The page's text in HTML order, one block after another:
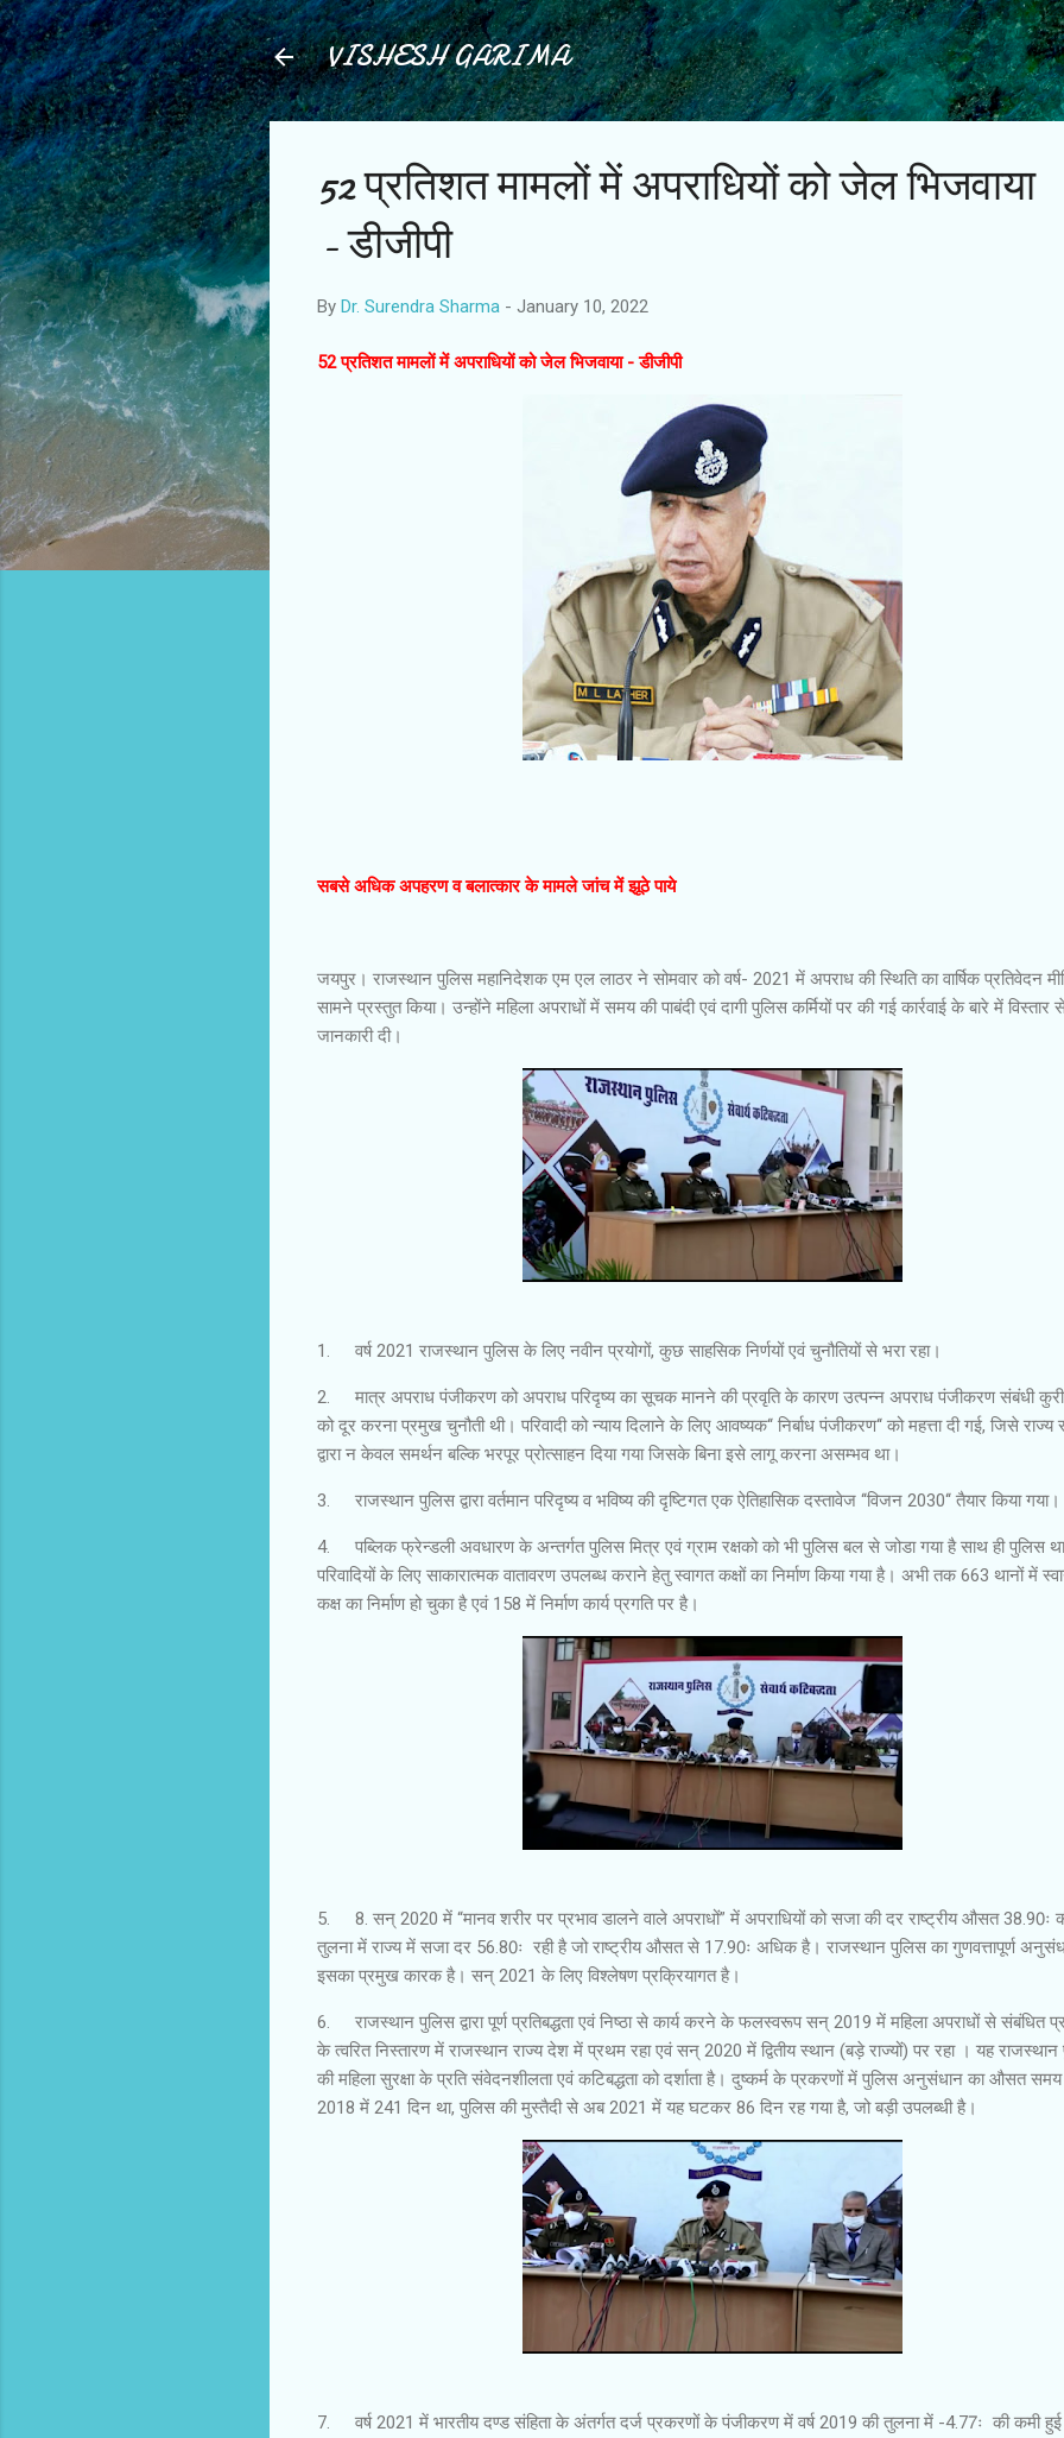
Skip to main content
VISHESH GARIMA
52 प्रतिशत मामलों में अपराधियों को जेल भिजवाया
- डीजीपी
By Dr. Surendra Sharma - January 10, 2022
52 प्रतिशत मामलों में अपराधियों को जेल भिजवाया - डीजीपी
सबसे अधिक अपहरण व बलात्कार के मामले जांच में झूठे पाये
जयपुर। राजस्थान पुलिस महानिदेशक एम एल लाठर ने सोमवार को वर्ष- 2021 में अपराध की स्थिति का वार्षिक प्रतिवेदन
सामने प्रस्तुत किया। उन्होंने महिला अपराधों में समय की पाबंदी एवं दागी पुलिस कर्मियों पर की गई कार्रवाई के बारे में विस्तार
जानकारी दी।
1. वर्ष 2021 राजस्थान पुलिस के लिए नवीन प्रयोगों, कुछ साहसिक निर्णयों एवं चुनौतियों से भरा रहा।
2.
मात्र अपराध पंजीकरण को अपराध परिदृष्य का सूचक मानने की प्रवृति के कारण उत्पन्न अपराध पंजीकरण संबंधी
को दूर करना प्रमुख चुनौती थी। परिवादी को न्याय दिलाने के लिए आवष्यक‘‘ निर्बाध पंजीकरण‘‘ को महत्ता दी गई, जिसे राज्य
द्वारा न केवल समर्थन बल्कि भरपूर प्रोत्साहन दिया गया जिसके बिना इसे लागू करना असम्भव था।
3. राजस्थान पुलिस द्वारा वर्तमान परिदृष्य व भविष्य की दृष्टिगत एक ऐतिहासिक दस्तावेज ‘‘विजन 2030‘‘ तैयार किया गया।
4.
पब्लिक फ्रेन्डली अवधारण के अन्तर्गत पुलिस मित्र एवं ग्राम रक्षको को भी पुलिस बल से जोडा गया है साथ ही पुलिस
परिवादियों के लिए साकारात्मक वातावरण उपलब्ध कराने हेतु स्वागत कक्षों का निर्माण किया गया है। अभी तक 663 थानों में
कक्ष का निर्माण हो चुका है एवं 158 में निर्माण कार्य प्रगति पर है।
5.
8. सन् 2020 में “मानव शरीर पर प्रभाव डालने वाले अपराधों” में अपराधियों को सजा की दर राष्ट्रीय औसत 38.90ः
तुलना में राज्य में सजा दर 56.80ः रही है जो राष्ट्रीय औसत से 17.90ः अधिक है। राजस्थान पुलिस का गुणवत्तापूर्ण
इसका प्रमुख कारक है। सन् 2021 के लिए विश्लेषण प्रक्रियागत है।
6.
राजस्थान पुलिस द्वारा पूर्ण प्रतिबद्धता एवं निष्ठा से कार्य करने के फलस्वरूप सन् 2019 में महिला अपराधों से संबंधित
के त्वरित निस्तारण में राजस्थान राज्य देश में प्रथम रहा एवं सन् 2020 में द्वितीय स्थान (बड़े राज्यों) पर रहा । यह
की महिला सुरक्षा के प्रति संवेदनशीलता एवं कटिबद्धता को दर्शाता है। दुष्कर्म के प्रकरणों में पुलिस अनुसंधान का औसत
2018 में 241 दिन था, पुलिस की मुस्तैदी से अब 2021 में यह घटकर 86 दिन रह गया है, जो बड़ी उपलब्धी है।
7.
वर्ष 2021 में भारतीय दण्ड संहिता के अंतर्गत दर्ज प्रकरणों के पंजीकरण में वर्ष 2019 की तुलना में -4.77ः की कमी हुई